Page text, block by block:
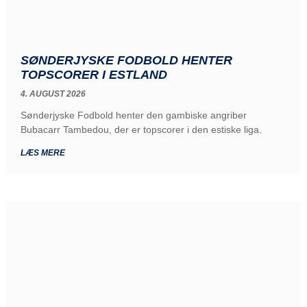
SØNDERJYSKE FODBOLD HENTER
TOPSCORER I ESTLAND
4. AUGUST 2026
Sønderjyske Fodbold henter den gambiske angriber
Bubacarr Tambedou, der er topscorer i den estiske liga.
LÆS MERE